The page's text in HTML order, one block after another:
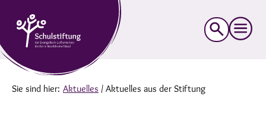
Suche
nach:
Sie sind hier: Aktuelles / Aktuelles aus der Stiftung